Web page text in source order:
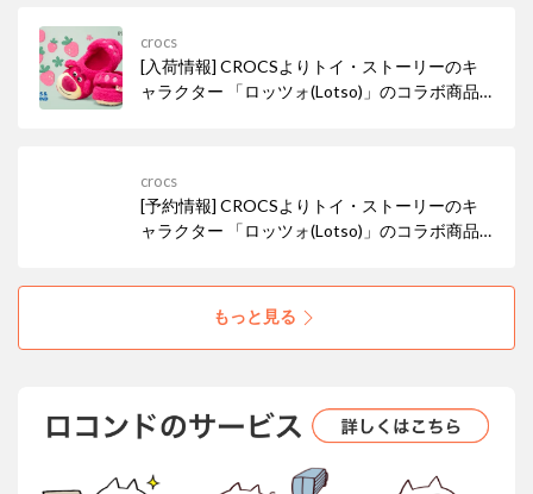
華な5個パックも同時発売!
crocs
[入荷情報] CROCSよりトイ・ストーリーのキ
ャラクター 「ロッツォ(Lotso)」のコラボ商品
い目がデザインされた一足が登場！
crocs
[予約情報] CROCSよりトイ・ストーリーのキ
ャラクター 「ロッツォ(Lotso)」のコラボ商品
フリース素材がアッパー全体を覆い、立体的な
耳や鼻、愛らしい目がデザインされた一足が登
場！
もっと見る